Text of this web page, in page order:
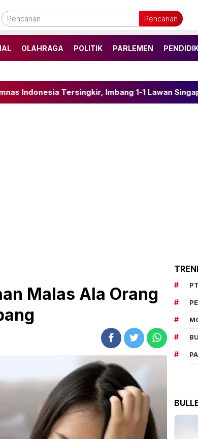
Pencarian
OLAHRAGA POLITIK PARLEMEN
Imbang 1-1 Lawan Singapura di Laga
Malas Ala Orang